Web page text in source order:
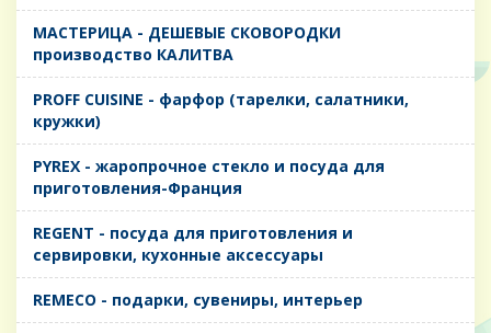
MАСТЕРИЦА - ДЕШЕВЫЕ СКОВОРОДКИ
производство КАЛИТВА
PROFF CUISINE - фарфор (тарелки, салатники,
кружки)
PYREX - жаропрочное стекло и посуда для
приготовления-Франция
REGENT - посуда для приготовления и
сервировки, кухонные аксессуары
REMECO - подарки, сувениры, интерьер